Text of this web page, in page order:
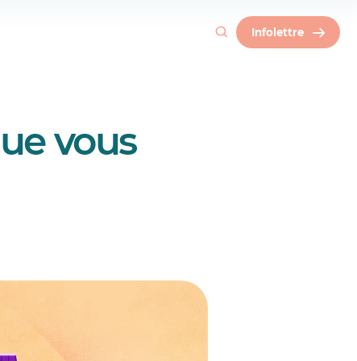
Infolettre
vous